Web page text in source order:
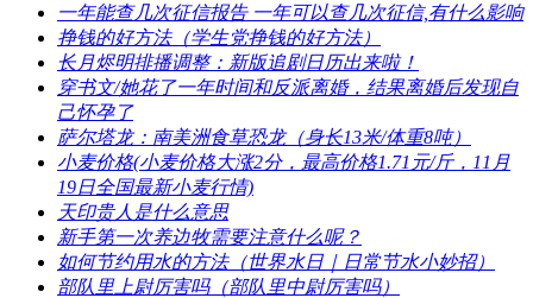
​一年能查几次征信报告 一年可以查几次征信,有什么影响
​挣钱的好方法（学生党挣钱的好方法）
​长月烬明排播调整：新版追剧日历出来啦！
​穿书文/她花了一年时间和反派离婚，结果离婚后发现自
己怀孕了
​萨尔塔龙：南美洲食草恐龙（身长13米/体重8吨）
​小麦价格(小麦价格大涨2分，最高价格1.71元/斤，11月
19日全国最新小麦行情)
​天印贵人是什么意思
​新手第一次养边牧需要注意什么呢？
​如何节约用水的方法（世界水日｜日常节水小妙招）
​部队里上尉厉害吗（部队里中尉厉害吗）